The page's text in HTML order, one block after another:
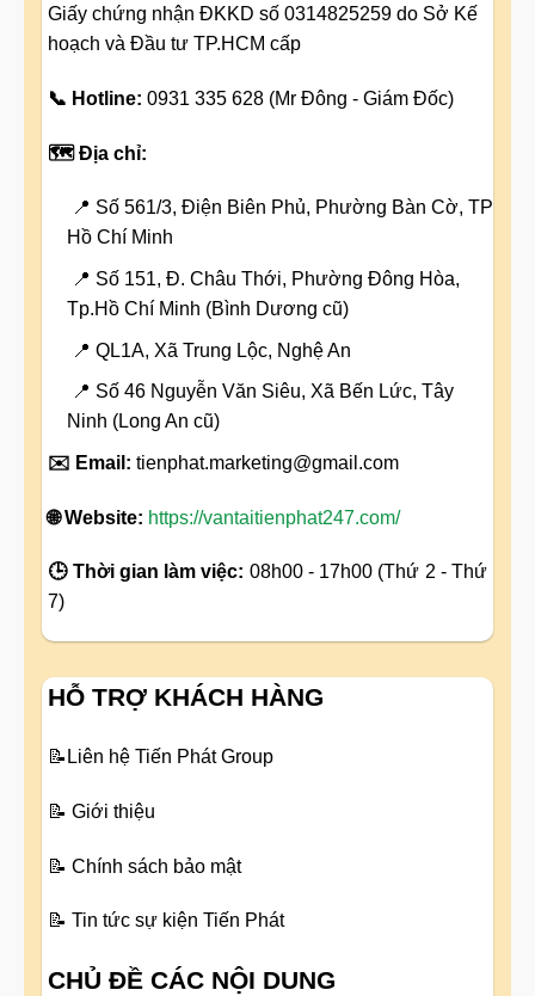
Giấy chứng nhận ĐKKD số 0314825259 do Sở Kế
hoạch và Đầu tư TP.HCM cấp
📞 Hotline: 0931 335 628 (Mr Đông - Giám Đốc)
🗺️ Địa chỉ:
📍 Số 561/3, Điện Biên Phủ, Phường Bàn Cờ, TP
Hồ Chí Minh
📍 Số 151, Đ. Châu Thới, Phường Đông Hòa,
Tp.Hồ Chí Minh (Bình Dương cũ)
📍 QL1A, Xã Trung Lộc, Nghệ An
📍 Số 46 Nguyễn Văn Siêu, Xã Bến Lức, Tây
Ninh (Long An cũ)
✉️ Email: tienphat.marketing@gmail.com
🌐 Website: https://vantaitienphat247.com/
🕒 Thời gian làm việc: 08h00 - 17h00 (Thứ 2 - Thứ
7)
HỖ TRỢ KHÁCH HÀNG
📝 Liên hệ Tiến Phát Group
📝 Giới thiệu
📝 Chính sách bảo mật
📝 Tin tức sự kiện Tiến Phát
CHỦ ĐỀ CÁC NỘI DUNG